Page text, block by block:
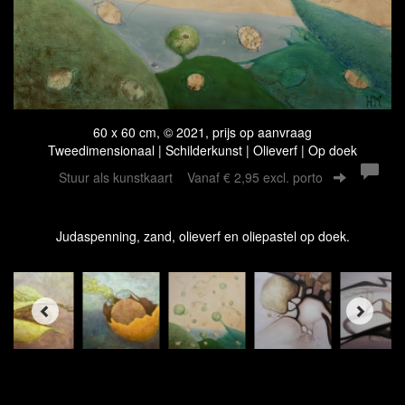
60 x 60 cm, © 2021, prijs op aanvraag
Tweedimensionaal | Schilderkunst | Olieverf | Op doek
Stuur als kunstkaart Vanaf € 2,95 excl. porto
Judaspenning, zand, olieverf en oliepastel op doek.